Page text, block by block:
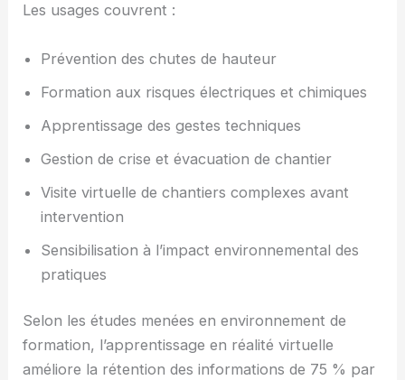
Les usages couvrent :
Prévention des chutes de hauteur
Formation aux risques électriques et chimiques
Apprentissage des gestes techniques
Gestion de crise et évacuation de chantier
Visite virtuelle de chantiers complexes avant
intervention
Sensibilisation à l’impact environnemental des
pratiques
Selon les études menées en environnement de
formation, l’apprentissage en réalité virtuelle
améliore la rétention des informations de 75 % par